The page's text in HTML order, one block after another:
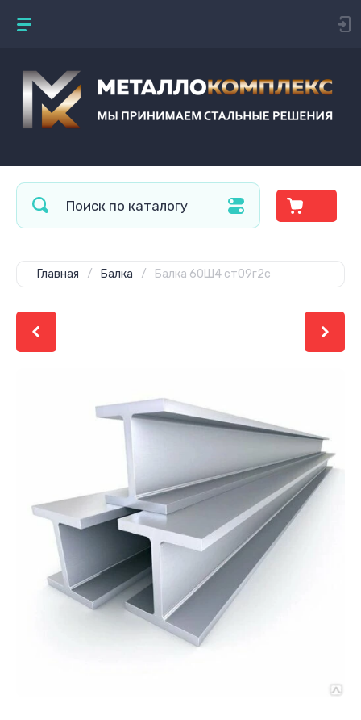
Главная / Балка / Балка 60Ш4 ст09г2с